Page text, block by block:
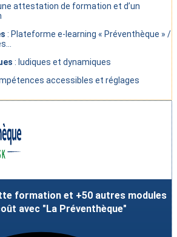
attestation de formation et d’un
: Plateforme e-learning « Préventhèque » /
: ludiques et dynamiques
accessibles et réglages
formation et +50 autres modules
avec "La Préventhèque"